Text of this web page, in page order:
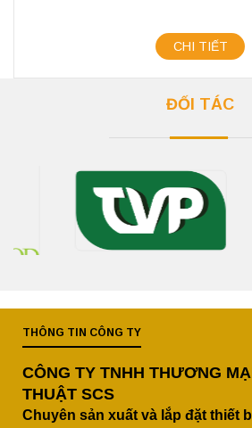
CHI TIẾT
ĐỐI TÁC
THÔNG TIN CÔNG TY
CÔNG TY TNHH THƯƠNG
THUẬT SCS
Chuyên sản xuất và lắp đặt thiết